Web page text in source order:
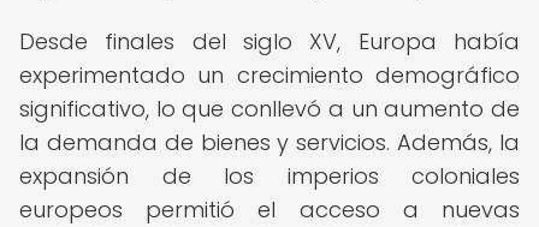
Desde finales del siglo XV, Europa había
experimentado un crecimiento demográfico
significativo, lo que conllevó a un aumento de
la demanda de bienes y servicios. Además, la
expansión de los imperios coloniales
europeos permitió el acceso a nuevas